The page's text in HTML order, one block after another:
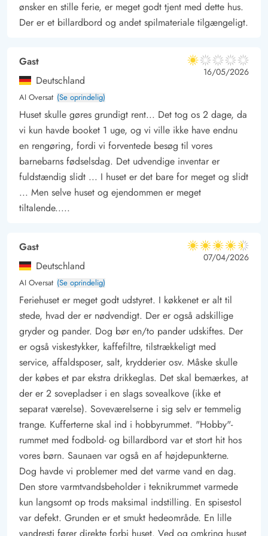
her, og i den sydlige del af øen, ved Sønderstrand, kan I
beundre strandboogiernes færdigheder eller prøve det selv.
ønsker en stille ferie, er meget godt tjent med dette hus.
Der er et billardbord og andet spilmateriale tilgængeligt.
Gast
Deutschland
AI Oversat (Se oprindelig)
1 ud af 5
1 ud af 5
1 out of 5
16/05/2026
Huset skulle gøres grundigt rent... Det tog os 2 dage, da
vi kun havde booket 1 uge, og vi ville ikke have endnu
en rengøring, fordi vi forventede besøg til vores
barnebarns fødselsdag. Det udvendige inventar er
fuldstændig slidt ... I huset er det bare for meget og slidt
... Men selve huset og ejendommen er meget
tiltalende.....
Gast
Deutschland
AI Oversat (Se oprindelig)
4.5 ud af 5
4.5 ud af 5
4.5 out of 5
07/04/2026
Feriehuset er meget godt udstyret. I køkkenet er alt til
stede, hvad der er nødvendigt. Der er også adskillige
gryder og pander. Dog bør en/to pander udskiftes. Der
er også viskestykker, kaffefiltre, tilstrækkeligt med
service, affaldsposer, salt, krydderier osv. Måske skulle
der købes et par ekstra drikkeglas. Det skal bemærkes, at
der er 2 sovepladser i en slags sovealkove (ikke et
separat værelse). Soveværelserne i sig selv er temmelig
trange. Kufferterne skal ind i hobbyrummet. "Hobby"-
rummet med fodbold- og billardbord var et stort hit hos
vores børn. Saunaen var også en af højdepunkterne.
Dog havde vi problemer med det varme vand en dag.
Den store varmtvandsbeholder i teknikrummet varmede
kun langsomt op trods maksimal indstilling. En spisestol
var defekt. Grunden er et smukt hedeområde. En lille
vandresti fører direkte forbi huset. Ved og omkring huset